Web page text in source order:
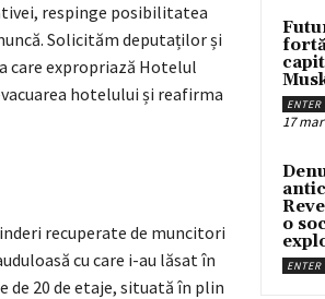
respinge posibilitatea
Solicităm deputaților și
care expropriază Hotelul
hotelului și reafirma
recuperate de muncitori
cu care i-au lăsat în
20 de etaje, situată în plin
ENTER
17
o
ENTER